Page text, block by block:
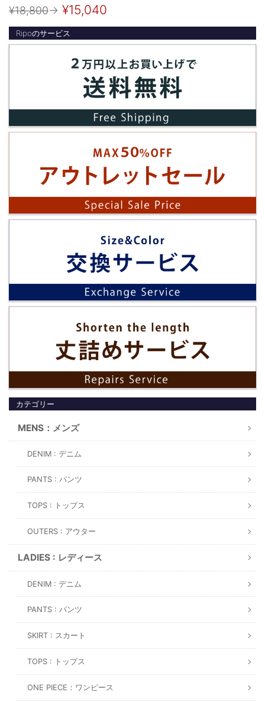
¥18,800→ ¥15,040
Ripoのサービス
カテゴリー
MENS：メンズ
DENIM : デニム
PANTS : パンツ
TOPS : トップス
OUTERS : アウター
LADIES : レディース
DENIM : デニム
PANTS : パンツ
SKIRT : スカート
TOPS : トップス
ONE PIECE：ワンピース